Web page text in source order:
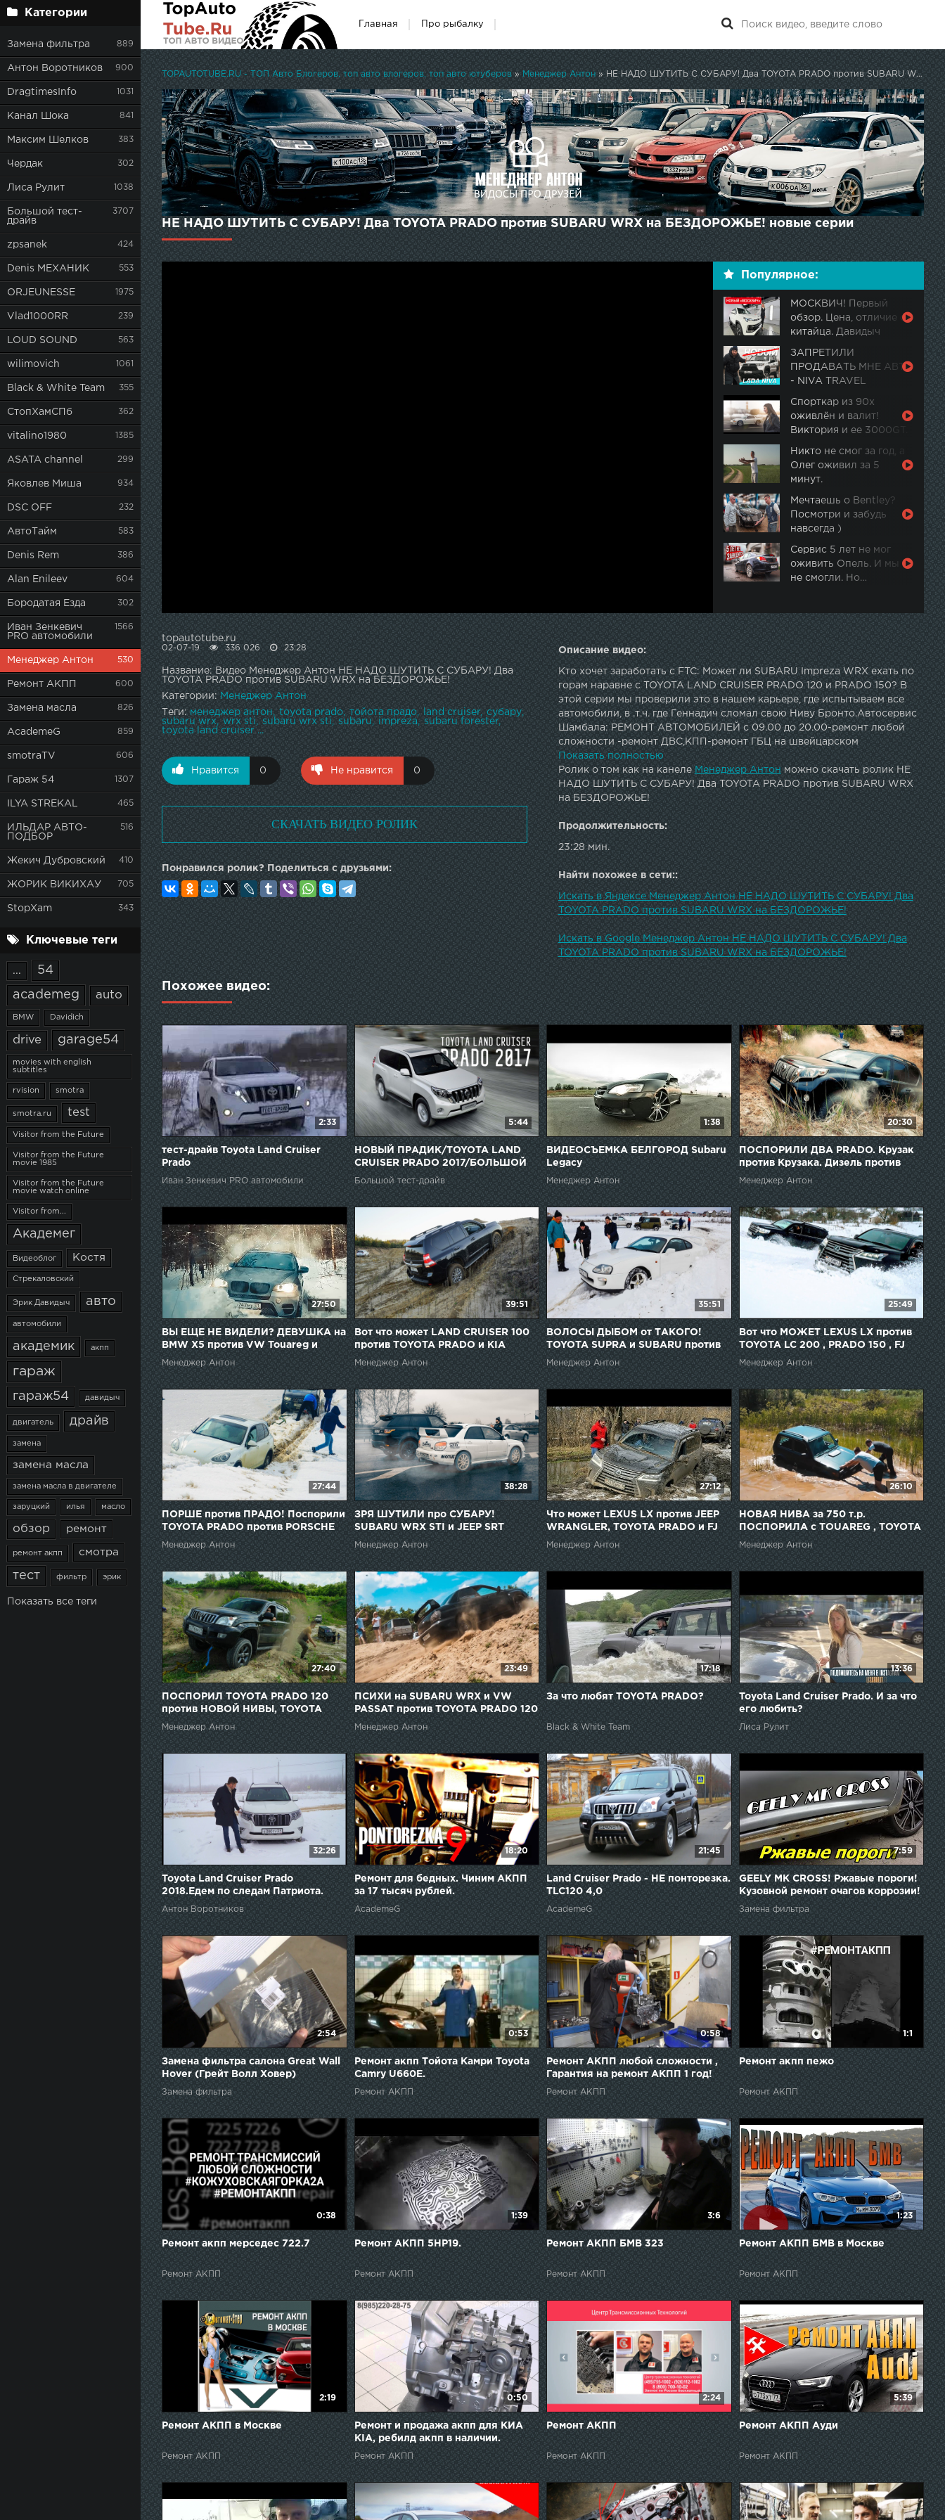
Категории
Замена фильтра 889
Антон Воротников 900
DragtimesInfo 1031
Канал Шока 841
Максим Шелков 383
Чердак 302
Лиса Рулит 1038
Большой тест-
драйв
3707
zpsanek 424
Denis МЕХАНИК 553
ORJEUNESSE 1975
Vlad1000RR 239
LOUD SOUND 563
wilimovich 1061
Black & White Team 355
СтопХамСПб 362
vitalino1980 1385
ASATA channel 299
Яковлев Миша 934
DSC OFF 232
АвтоТайм 583
Denis Rem 386
Alan Enileev 604
Бородатая Езда 302
Иван Зенкевич
PRO автомобили
1566
Менеджер Антон 530
Ремонт АКПП 600
Замена масла 826
AcademeG 859
smotraTV 606
Гараж 54 1307
ILYA STREKAL 465
ИЛЬДАР АВТО-
ПОДБОР
516
Жекич Дубровский 410
ЖОРИК ВИКИХАУ 705
StopXam 343
Ключевые теги
... 54
academeg auto
BMW Davidich
drive garage54
movies with english
subtitles
rvision smotra
smotra.ru test
Visitor from the Future
Visitor from the Future
movie 1985
Visitor from the Future
movie watch online
Visitor from...
Академег
Видеоблог Костя
Стрекаловский
Эрик Давидыч авто
автомобили
академик акпп
гараж
гараж54 давидыч
двигатель драйв
замена
замена масла
замена масла в двигателе
заруцкий илья масло
обзор ремонт
ремонт акпп смотра
тест фильтр эрик
Показать все теги
Главная Про рыбалку
TOPAUTOTUBE.RU - ТОП Авто Блогеров, топ авто влогеров, топ авто ютуберов» Менеджер Антон» НЕ НАДО ШУТИТЬ С СУБАРУ! Два TOYOTA PRADO против SUBARU WRX на БЕЗДОРОЖЬЕ!
НЕ НАДО ШУТИТЬ С СУБАРУ! Два TOYOTA PRADO против SUBARU WRX на БЕЗДОРОЖЬЕ! новые серии
Популярное:
МОСКВИЧ! Первый
обзор. Цена, отличие от
китайца. Давидыч
ЗАПРЕТИЛИ
ПРОДАВАТЬ МНЕ АВТО
- NIVA TRAVEL
Спорткар из 90х
оживлён и валит!
Виктория и ее 3000GT.
Никто не смог за год, а
Олег оживил за 5
минут.
Мечтаешь о Bentley?
Посмотри и забудь
навсегда )
Сервис 5 лет не мог
оживить Опель. И мы
не смогли. Но…
topautotube.ru
Описание видео:
Кто хочет заработать с FTC: Может ли SUBARU Impreza WRX ехать по
горам наравне с TOYOTA LAND CRUISER PRADO 120 и PRADO 150? В
этой серии мы проверили это в нашем карьере, где испытываем все
автомобили, в .т.ч. где Геннадич сломал свою Ниву Бронто.Автосервис
Шамбала: РЕМОНТ АВТОМОБИЛЕЙ с 09.00 до 20.00-ремонт любой
сложности -ремонт ДВС,КПП-ремонт ГБЦ на швейцарском
оборудование-3Dразвал-схождения -Шиномонтаж-Балансировка
колес-Ремонт ходовой части автомобиля -Заменя ГРМ -Замена масла
(двигатель, КПП,и.т.д.)-Тех. обслуживание вашего авто (замена
фильтров , колодок и.т.дВыхлопные системы ( ремонт , удаление
катализаторов , прямоток, итд)Сварка аргоном алюминия, нержавейки ,
полуавтоматическая сварка .Тюнинг вашего автомобиля И многое
другое . ЗАПИСЬ по тел. 37-37-34Мы находимся:г.Белгород ул.
Магистральная 165----------------------------------------------------------------
------------------------------------------РЕКЛАМА НА КАНАЛЕ:
agunterev@Gmail.com------------------------------------------------------------
----------------------------------------------АНОНСЫ ПОКАТУШЕК ТУТ:
МУЗЫКА ИЗ ВИДЕО ТУТ: МЕНЕДЖЕР АНТОН ТУТ: ИНСТАГРАМ ТУТ:
ВТОРОЙ КАНАЛ ТУТ: -----------------------------------------------------------
-----------------------------------------------Видео: Гунтерёв Антон Монтаж:
Алексей Головещенко ttps://vk.com/agoloveshchenko
Показать полностью
Ролик о том как на канелеМенеджер Антонможно скачать ролик НЕ
НАДО ШУТИТЬ С СУБАРУ! Два TOYOTA PRADO против SUBARU WRX
на БЕЗДОРОЖЬЕ!
Продолжительность:
23:28 мин.
Найти похожее в сети::
Искать в Яндексе Менеджер Антон НЕ НАДО ШУТИТЬ С СУБАРУ! Два
TOYOTA PRADO против SUBARU WRX на БЕЗДОРОЖЬЕ!
Искать в Google Менеджер Антон НЕ НАДО ШУТИТЬ С СУБАРУ! Два
TOYOTA PRADO против SUBARU WRX на БЕЗДОРОЖЬЕ!
02-07-19 336 026 23:28
Название: Видео Менеджер Антон НЕ НАДО ШУТИТЬ С СУБАРУ! Два
TOYOTA PRADO против SUBARU WRX на БЕЗДОРОЖЬЕ!
Категории:Менеджер Антон
Теги: менеджер антон toyota prado тойота прадо land cruiser
субару
subaru wrx
wrx sti subaru wrx sti subaru impreza
subaru forester
toyota land cruiser ...
Нравится 0 Не нравится 0
СКАЧАТЬ ВИДЕО РОЛИК
Понравился ролик? Поделиться с друзьями:
Похожее видео:
2:33
тест-драйв Toyota Land Cruiser
Prado
Иван Зенкевич PRO автомобили
5:44
НОВЫЙ ПРАДИК/TOYOTA LAND
CRUISER PRADO 2017/БОЛЬШОЙ
ТЕСТ ДРАЙВ/ДНЕВНИКИ IAA
Большой тест-драйв
1:38
ВИДЕОСЪЕМКА БЕЛГОРОД Subaru
Legacy
Менеджер Антон
20:30
ПОСПОРИЛИ ДВА PRADO. Крузак
против Крузака. Дизель против
бензина. TOYOTA LAND CRUISER
PRADO ОФФРОАД
Менеджер Антон
27:50
ВЫ ЕЩЕ НЕ ВИДЕЛИ? ДЕВУШКА на
BMW Х5 против VW Touareg и
Toyota Prado
Менеджер Антон
39:51
Вот что может LAND CRUISER 100
против TOYOTA PRADO и KIA
SPORTAGE 2018
Менеджер Антон
35:51
ВОЛОСЫ ДЫБОМ от ТАКОГО!
TOYOTA SUPRA и SUBARU против
TOYOTA PRADO и AUDI Allroad на
бездорожье!
Менеджер Антон
25:49
Вот что МОЖЕТ LEXUS LX против
TOYOTA LC 200 , PRADO 150 , FJ
CRUISER , PRADO 120
Менеджер Антон
27:44
ПОРШЕ против ПРАДО! Поспорили
TOYOTA PRADO против PORSCHE
CAYENNE
Менеджер Антон
38:28
ЗРЯ ШУТИЛИ про СУБАРУ!
SUBARU WRX STI и JEEP SRT
против BMW X6M и MERCEDES AMG
Менеджер Антон
27:12
Что может LEXUS LX против JEEP
WRANGLER, TOYOTA PRADO и FJ
CRUISER на бездорожье.
Менеджер Антон
26:10
НОВАЯ НИВА за 750 т.р.
ПОСПОРИЛА с TOUAREG , TOYOTA
PRADO и SUZUKI
Менеджер Антон
27:40
ПОСПОРИЛ TOYOTA PRADO 120
против НОВОЙ НИВЫ, TOYOTA
TUNDRA и DODGE RAM
Менеджер Антон
23:49
ПСИХИ на SUBARU WRX и VW
PASSAT против TOYOTA PRADO 120
на БЕЗДОРОЖЬЕ!!!
Менеджер Антон
17:18
За что любят TOYOTA PRADO?
Black & White Team
13:36
Toyota Land Cruiser Prado. И за что
его любить?
Лиса Рулит
32:26
Toyota Land Cruiser Prado
2018.Едем по следам Патриота.
Антон Воротников
18:20
Ремонт для бедных. Чиним АКПП
за 17 тысяч рублей.
AcademeG
21:45
Land Cruiser Prado - НЕ понторезка.
TLC120 4,0
AcademeG
7:59
GEELY MK CROSS! Ржавые пороги!
Кузовной ремонт очагов коррозии!
Замена фильтра
2:54
Замена фильтра салона Great Wall
Hover (Грейт Волл Ховер)
Замена фильтра
0:53
Ремонт акпп Тойота Камри Toyota
Camry U660E.
Ремонт АКПП
0:58
Ремонт АКПП любой сложности ,
Гарантия на ремонт АКПП 1 год!
Ремонт АКПП
1:1
Ремонт акпп пежо
Ремонт АКПП
0:38
Ремонт акпп мерседес 722.7
Ремонт АКПП
1:39
Ремонт АКПП 5НР19.
Ремонт АКПП
3:6
Ремонт АКПП БМВ 323
Ремонт АКПП
1:23
Ремонт АКПП БМВ в Москве
Ремонт АКПП
2:19
Ремонт АКПП в Москве
Ремонт АКПП
0:50
Ремонт и продажа акпп для КИА
KIA, ребилд акпп в наличии.
Ремонт АКПП
2:24
Ремонт АКПП
Ремонт АКПП
5:39
Ремонт АКПП Ауди
Ремонт АКПП